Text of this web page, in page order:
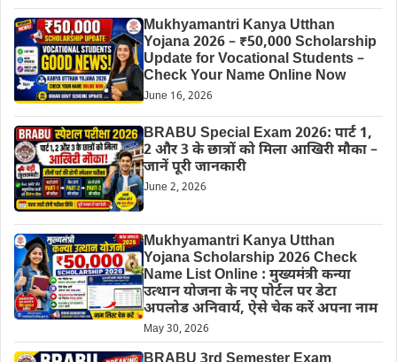
Mukhyamantri Kanya Utthan
Yojana 2026 – ₹50,000 Scholarship
Update for Vocational Students –
Check Your Name Online Now
June 16, 2026
BRABU Special Exam 2026: पार्ट 1,
2 और 3 के छात्रों को मिला आखिरी मौका –
जानें पूरी जानकारी
June 2, 2026
Mukhyamantri Kanya Utthan
Yojana Scholarship 2026 Check
Name List Online : मुख्यमंत्री कन्या
उत्थान योजना के नए पोर्टल पर डेटा
अपलोड अनिवार्य, ऐसे चेक करें अपना नाम
May 30, 2026